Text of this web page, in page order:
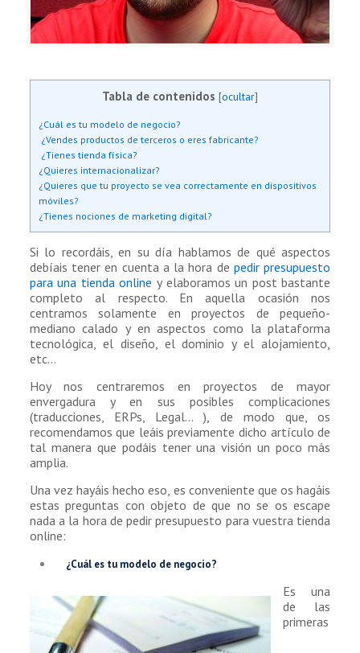
Tabla de contenidos [ocultar]
¿Cuál es tu modelo de negocio?
¿Vendes productos de terceros o eres fabricante?
¿Tienes tienda física?
¿Quieres internacionalizar?
¿Quieres que tu proyecto se vea correctamente en dispositivos
móviles?
¿Tienes nociones de marketing digital?
Si lo recordáis, en su día hablamos de qué aspectos
debíais tener en cuenta a la hora de pedir presupuesto
para una tienda online y elaboramos un post bastante
completo al respecto. En aquella ocasión nos
centramos solamente en proyectos de pequeño-
mediano calado y en aspectos como la plataforma
tecnológica, el diseño, el dominio y el alojamiento,
etc…
Hoy nos centraremos en proyectos de mayor
envergadura y en sus posibles complicaciones
(traducciones, ERPs, Legal… ), de modo que, os
recomendamos que leáis previamente dicho artículo de
tal manera que podáis tener una visión un poco más
amplia.
Una vez hayáis hecho eso, es conveniente que os hagáis
estas preguntas con objeto de que no se os escape
nada a la hora de pedir presupuesto para vuestra tienda
online:
¿Cuál es tu modelo de negocio?
Es una
de las
primeras